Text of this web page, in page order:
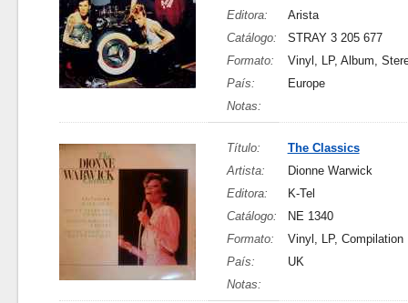
Editora:
Arista
Catálogo:
STRAY 3 205 677
Formato:
Vinyl, LP, Album,
País:
Europe
Notas:
Título:
The Classics
Artista:
Dionne Warwick
Editora:
K-Tel
Catálogo:
NE 1340
Formato:
Vinyl, LP, Compilation
País:
UK
Notas: